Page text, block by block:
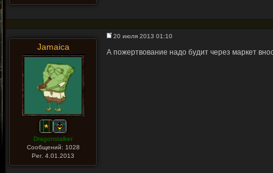
Jamaica
Dragonstalker
Сообщений: 1028
Рег. 4.01.2013
20 июля 2013 01:10
А пожертвование надо будит через маркет